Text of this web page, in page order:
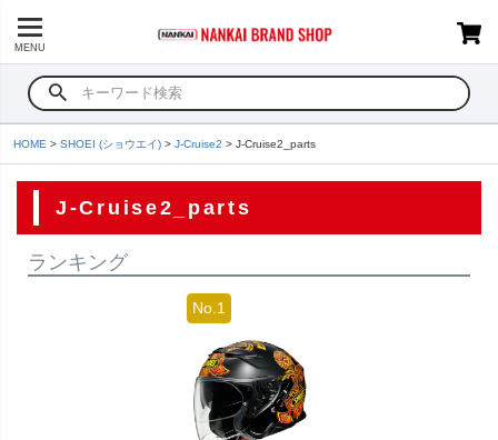
MENU
HOME SHOEI (ショウエイ) J-Cruise2 J-Cruise2_parts
J-Cruise2_parts
ランキング